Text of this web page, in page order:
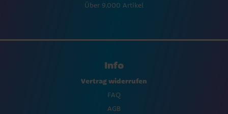
Über 9.000 Artikel
Info
Vertrag widerrufen
FAQ
AGB